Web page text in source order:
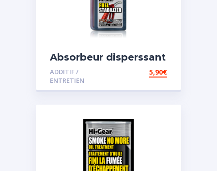
Absorbeur disperssant
d’eau pour carburant
ADDITIF /
ENTRETIEN
5,90€